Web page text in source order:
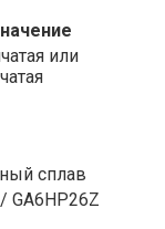
или
сплав
GA6HP26Z